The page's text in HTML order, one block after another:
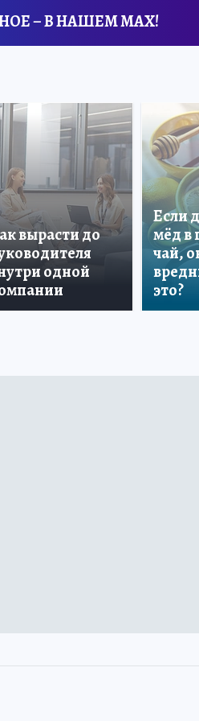
– В НАШЕМ MAX!
вырасти до
одной
Если
мёд в
чай,
это?